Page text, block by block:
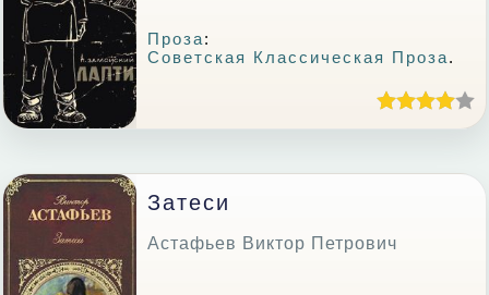
Проза:
Советская Классическая Проза.
Затеси
Астафьев Виктор Петрович